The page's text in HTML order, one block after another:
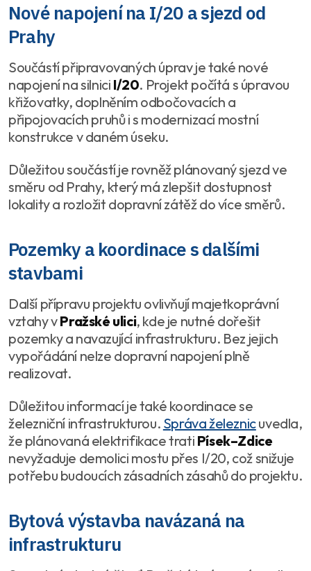
Nové napojení na I/20 a sjezd od
Prahy
Součástí připravovaných úprav je také nové
napojení na silnici I/20. Projekt počítá s úpravou
křižovatky, doplněním odbočovacích a
připojovacích pruhů i s modernizací mostní
konstrukce v daném úseku.
Důležitou součástí je rovněž plánovaný sjezd ve
směru od Prahy, který má zlepšit dostupnost
lokality a rozložit dopravní zátěž do více směrů.
Pozemky a koordinace s dalšími
stavbami
Další přípravu projektu ovlivňují majetkoprávní
vztahy vPražské ulici, kde je nutné dořešit
pozemky a navazující infrastrukturu. Bez jejich
vypořádání nelze dopravní napojení plně
realizovat.
Důležitou informací je také koordinace se
železniční infrastrukturou. Správa železnicuvedla,
že plánovaná elektrifikace trati Písek–Zdice
nevyžaduje demolici mostu přes I/20, což snižuje
potřebu budoucích zásadních zásahů do projektu.
Bytová výstavba navázaná na
infrastrukturu